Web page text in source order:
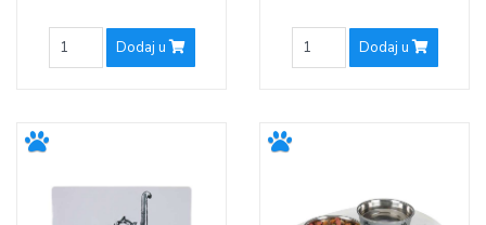
Dodaj u Dodaj u